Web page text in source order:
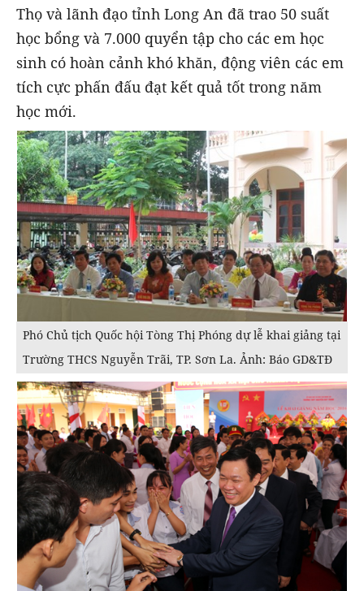
Thọ và lãnh đạo tỉnh Long An đã trao 50 suất
học bổng và 7.000 quyển tập cho các em học
sinh có hoàn cảnh khó khăn, động viên các em
tích cực phấn đấu đạt kết quả tốt trong năm
học mới.
Phó Chủ tịch Quốc hội Tòng Thị Phóng dự lễ khai giảng tại
Trường THCS Nguyễn Trãi, TP. Sơn La. Ảnh: Báo GD&TĐ